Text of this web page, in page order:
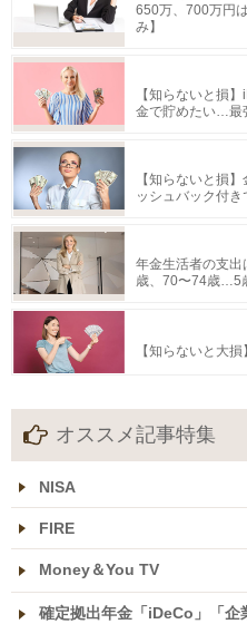
650万、700万円
み】
【知らないと損
金で貯めたい…最
【知らないと損
ッシュバック付
年金生活者の支
歳、70〜74歳…5
【知らないと大
オススメ記事特集
NISA
FIRE
Money＆You TV
確定拠出年金「iDeCo」「企